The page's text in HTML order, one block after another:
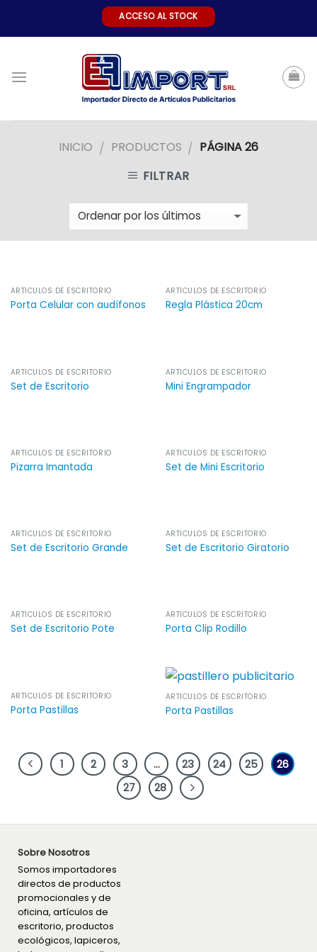
ACCESO AL STOCK
INICIO / PRODUCTOS / PÁGINA 26
FILTRAR
ARTÍCULOS DE ESCRITORIO
Porta Celular con audífonos
ARTÍCULOS DE ESCRITORIO
Regla Plástica 20cm
ARTÍCULOS DE ESCRITORIO
Set de Escritorio
ARTÍCULOS DE ESCRITORIO
Mini Engrampador
ARTÍCULOS DE ESCRITORIO
Pizarra Imantada
ARTÍCULOS DE ESCRITORIO
Set de Mini Escritorio
ARTÍCULOS DE ESCRITORIO
Set de Escritorio Grande
ARTÍCULOS DE ESCRITORIO
Set de Escritorio Giratorio
ARTÍCULOS DE ESCRITORIO
Set de Escritorio Pote
ARTÍCULOS DE ESCRITORIO
Porta Clip Rodillo
ARTÍCULOS DE ESCRITORIO
Porta Pastillas
ARTÍCULOS DE ESCRITORIO
Porta Pastillas
1 2 3 … 23 24 25
26
27
28
Sobre Nosotros
Somos importadores
directos de productos
promocionales y de
oficina, artículos de
escritorio, productos
ecológicos, lapiceros,